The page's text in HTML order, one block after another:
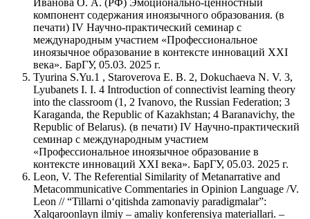
компонент содержания иноязычного образования. (в
печати) IV Научно-практический семинар с
международным участием «Профессиональное
иноязычное образование в контексте инноваций XXI
века». БарГУ, 05.03. 2025 г.
Tyurina S.Yu.1 , Staroverova E. B. 2, Dokuchaeva N. V. 3,
Lyubanets I. I. 4 Introduction of connectivist learning theory
into the classroom (1, 2 Ivanovo, the Russian Federation; 3
Karaganda, the Republic of Kazakhstan; 4 Baranavichy, the
Republic of Belarus). (в печати) IV Научно-практический
семинар с международным участием
«Профессиональное иноязычное образование в
контексте инноваций XXI века». БарГУ, 05.03. 2025 г.
Leon, V. The Referential Similarity of Metanarrative and
Metacommunicative Commentaries in Opinion Language /V.
Leon // “Tillarni o‘qitishda zamonaviy paradigmalar”:
Xalqaroonlayn ilmiy – amaliy konferensiya materiallari. –